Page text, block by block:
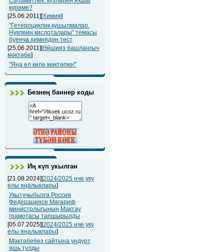
күрәме?
[25.06.2011][Химия]
"Гетероциклик кушылмалар.
Нуклеин кислоталары" темасы
буенча химиядән тест
[25.06.2011][Әйшияз башлангыч
мәктәбе]
"Яңа ел килә мәктәпкә!"
Безнең баннер коды
Иң күп укылган
[21.08.2024][2024/2025 нче уку
елы яңалыклары]
Укытучыбызга Россия
Федерациясе Мәгариф
министрлыгының Мактау
грамотасы тапшырылды
[05.07.2025][2024/2025 нче уку
елы яңалыклары]
Мәктәбебез сайтына ундүрт
яшь тулды